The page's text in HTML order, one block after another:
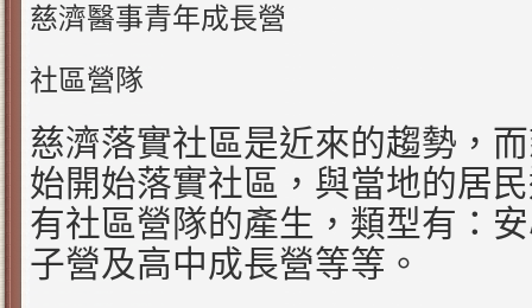
慈濟醫事青年成長營
社區營隊
慈濟落實社區是近來的趨勢，
始開始落實社區，與當地的居
有社區營隊的產生，類型有：
子營及高中成長營等等。